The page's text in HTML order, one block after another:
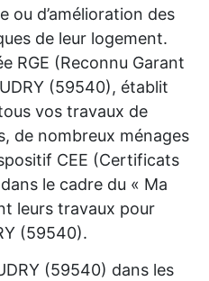
ou d’amélioration des
de leur logement.
RGE (Reconnu Garant
(59540), établit
vos travaux de
de nombreux ménages
CEE (Certificats
le cadre du « Ma
leurs travaux pour
(59540).
(59540) dans les